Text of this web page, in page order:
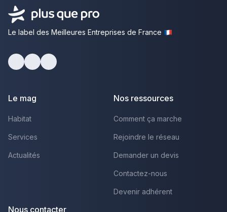
Le label des Meilleures Entreprises de France
Le mag
Habitat
Services
Actualités
Nos ressources
Comment ça marche
Rejoindre le réseau
Demander un devis
Contactez-nous
Devenir adhérent
Nous contacter